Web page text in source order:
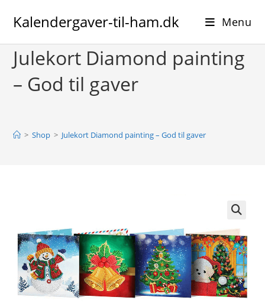
Kalendergaver-til-ham.dk Menu
Julekort Diamond painting
– God til gaver
> Shop > Julekort Diamond painting – God til gaver
🔍